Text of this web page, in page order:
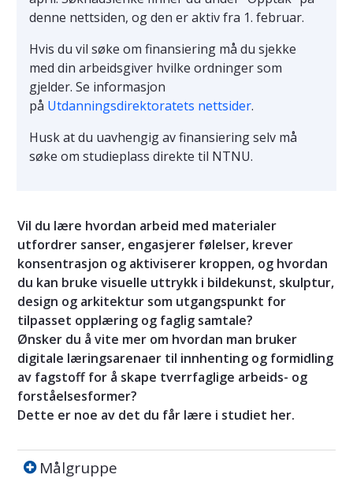
denne nettsiden, og den er aktiv fra 1. februar.
Hvis du vil søke om finansiering må du sjekke
med din arbeidsgiver hvilke ordninger som
gjelder. Se informasjon
på Utdanningsdirektoratets nettsider.
Husk at du uavhengig av finansiering selv må
søke om studieplass direkte til NTNU.
Vil du lære hvordan arbeid med materialer
utfordrer sanser, engasjerer følelser, krever
konsentrasjon og aktiviserer kroppen, og hvordan
du kan bruke visuelle uttrykk i bildekunst, skulptur,
design og arkitektur som utgangspunkt for
tilpasset opplæring og faglig samtale?
Ønsker du å vite mer om hvordan man bruker
digitale læringsarenaer til innhenting og formidling
av fagstoff for å skape tverrfaglige arbeids- og
forståelsesformer?
Dette er noe av det du får lære i studiet her.
Målgruppe
Målgruppe